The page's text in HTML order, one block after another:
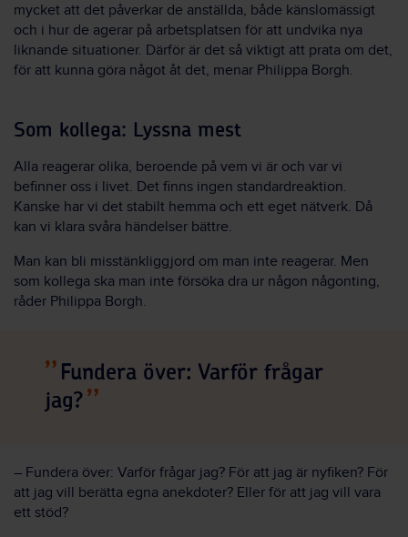
mycket att det påverkar de anställda, både känslomässigt
och i hur de agerar på arbetsplatsen för att undvika nya
liknande situationer. Därför är det så viktigt att prata om det,
för att kunna göra något åt det, menar Philippa Borgh.
Som kollega: Lyssna mest
Alla reagerar olika, beroende på vem vi är och var vi
befinner oss i livet. Det finns ingen standardreaktion.
Kanske har vi det stabilt hemma och ett eget nätverk. Då
kan vi klara svåra händelser bättre.
Man kan bli misstänkliggjord om man inte reagerar. Men
som kollega ska man inte försöka dra ur någon någonting,
råder Philippa Borgh.
Fundera över: Varför frågar
jag?
­– Fundera över: Varför frågar jag? För att jag är nyfiken? För
att jag vill berätta egna anekdoter? Eller för att jag vill vara
ett stöd?